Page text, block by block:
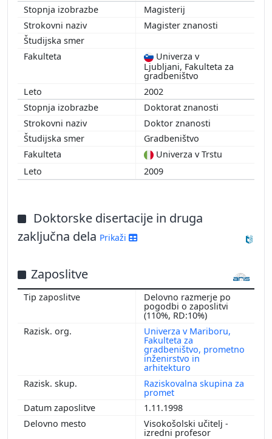
Magisterij
Magister znanosti
Univerza v
Ljubljani, Fakulteta za
gradbeništvo
2002
Doktorat znanosti
Doktor znanosti
Gradbeništvo
Univerza v Trstu
2009
Doktorske disertacije in druga
zaključna dela Prikaži
Zaposlitve
Delovno razmerje po
pogodbi o zaposlitvi
(110%, RD:10%)
Univerza v Mariboru,
Fakulteta za
gradbeništvo, prometno
inženirstvo in
arhitekturo
Raziskovalna skupina za
promet
1.11.1998
Visokošolski učitelj -
izredni profesor